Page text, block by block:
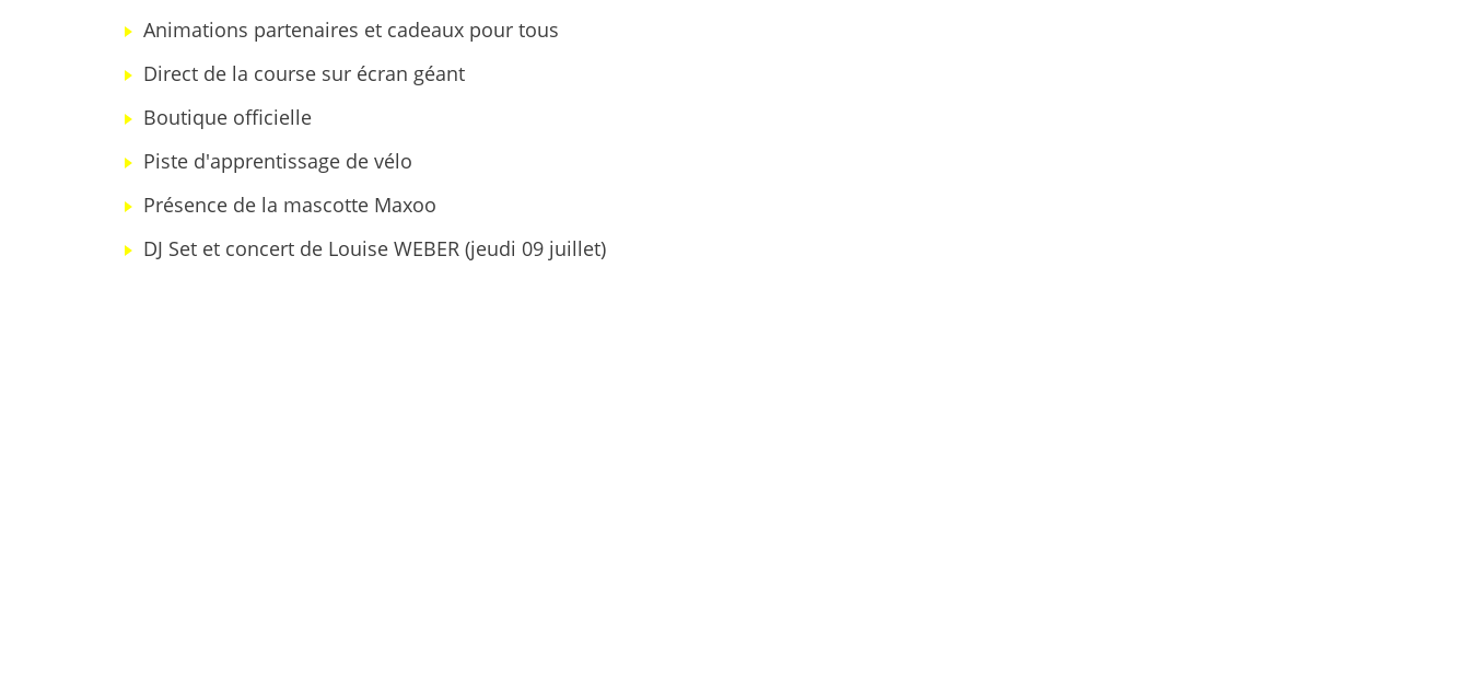
Animations partenaires et cadeaux pour tous
Direct de la course sur écran géant
Boutique officielle
Piste d'apprentissage de vélo
Présence de la mascotte Maxoo
DJ Set et concert de Louise WEBER (jeudi 09 juillet)